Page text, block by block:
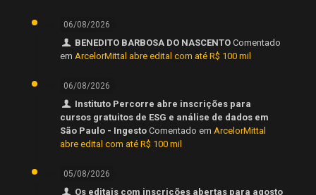
06/08/2026
BENEDITO BARBOSA DO NASCENTO Comentado
em ArcelorMittal abre edital com até R$ 100 mil
06/08/2026
Instituto Percorre abre inscrições para
cursos gratuitos de ESG e análise de dados em
São Paulo - Ingesto Comentado em ArcelorMittal
abre edital com até R$ 100 mil
05/08/2026
Os editais com inscrições abertas para agosto